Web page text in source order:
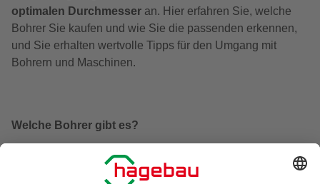
optimalen Durchmesser an. Hier erfahren Sie, welche
Bohrer Sie kaufen und wie Sie die passenden erkennen,
und Sie erhalten wertvolle Tipps für den Umgang mit
Bohrern und Maschinen.
Welche Bohrer gibt es?
Die Bohrmaschine kommt für zahlreiche
Handwerksarbeiten zum Einsatz. Mit ihr fertigen Sie